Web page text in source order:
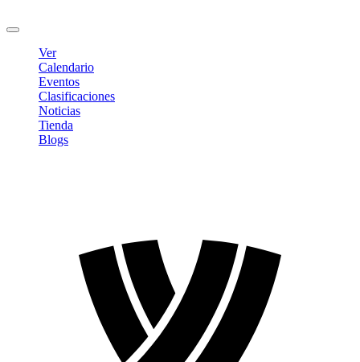
Ver
Calendario
Eventos
Clasificaciones
Noticias
Tienda
Blogs